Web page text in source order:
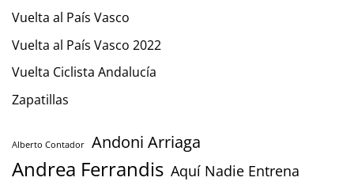
Vuelta al País Vasco
Vuelta al País Vasco 2022
Vuelta Ciclista Andalucía
Zapatillas
Alberto Contador Andoni Arriaga
Andrea Ferrandis Aquí Nadie Entrena